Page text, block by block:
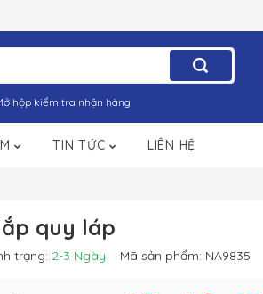
hộp kiểm tra nhận hàng
TIN TỨC LIÊN HỆ
quy láp
trạng: 2-3 Ngày Mã sản phẩm: NA9835